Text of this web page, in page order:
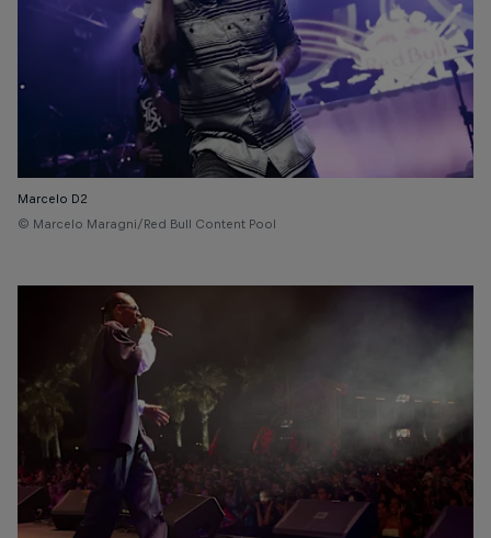
Marcelo D2
© Marcelo Maragni/Red Bull Content Pool